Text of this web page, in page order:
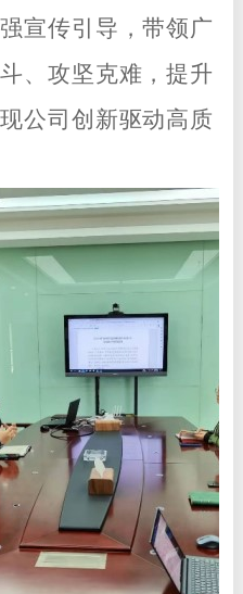
宣传引导，带领广
、攻坚克难，提升
公司创新驱动高质